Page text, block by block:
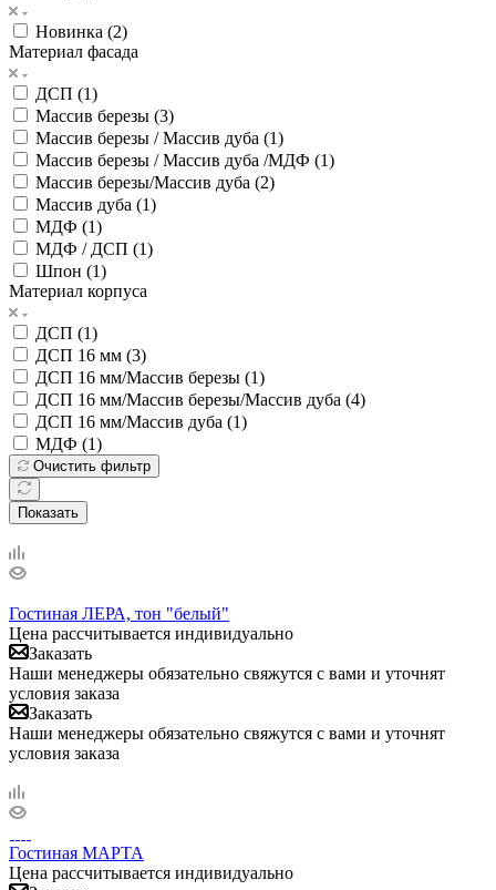
Новинка (2)
Материал фасада
ДСП (1)
Массив березы (3)
Массив березы / Массив дуба (1)
Массив березы / Массив дуба /МДФ (1)
Массив березы/Массив дуба (2)
Массив дуба (1)
МДФ (1)
МДФ / ДСП (1)
Шпон (1)
Материал корпуса
ДСП (1)
ДСП 16 мм (3)
ДСП 16 мм/Массив березы (1)
ДСП 16 мм/Массив березы/Массив дуба (4)
ДСП 16 мм/Массив дуба (1)
МДФ (1)
Очистить фильтр
Показать
Гостиная ЛЕРА, тон "белый"
Цена рассчитывается индивидуально
Заказать
Наши менеджеры обязательно свяжутся с вами и уточнят
условия заказа
Заказать
Наши менеджеры обязательно свяжутся с вами и уточнят
условия заказа
Гостиная МАРТА
Цена рассчитывается индивидуально